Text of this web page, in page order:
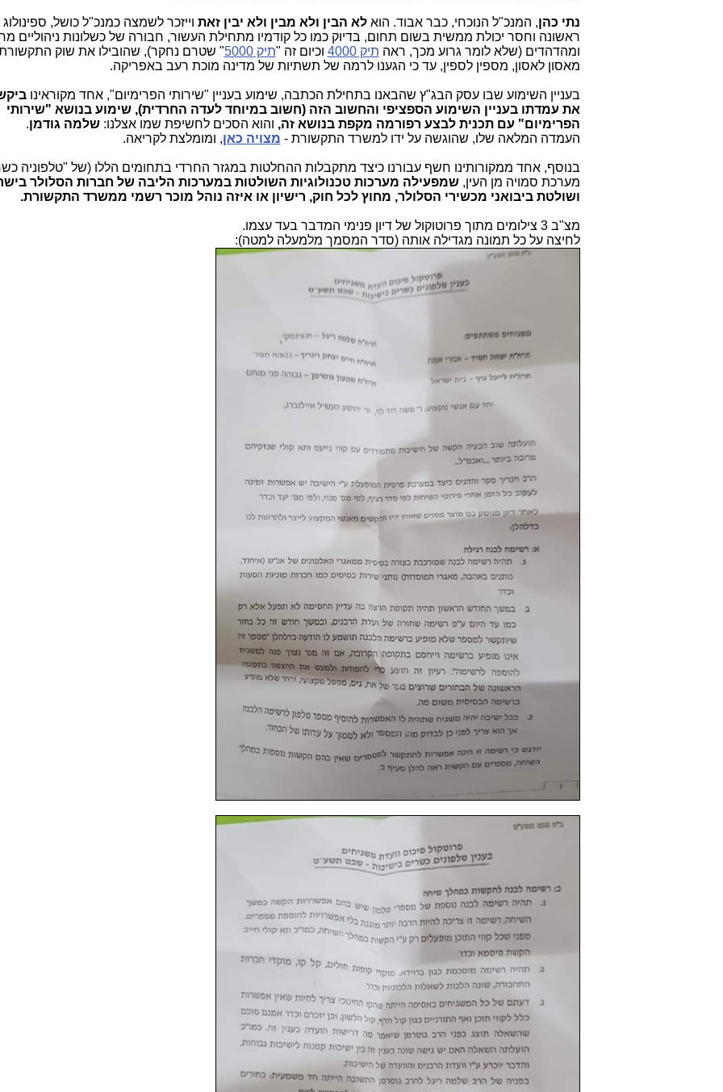
נתי כהן, המנכ"ל הנוכחי, כבר אבוד. הואלא הבין ולא מבין ולא יבין זאת וייזכר לשמצה כמנכ"ל כושל,
ראשונה וחסר יכולת ממשית בשום תחום, בדיוק כמו כל קודמיו מתחילת העשור, חבורה של כשלונות ניהוליים
ומהדהדים (שלא לומר גרוע מכך, ראה תיק 4000 וכיום זה "תיק 5000
" שטרם נחקר), שהובילו את שוק
מאסון לאסון, מספין לספין, עד כי הגענו לרמה של תשתיות של מדינה מוכת רעב באפריקה.
בעניין השימוע שבו עסק הבג"ץ שהבאנו בתחילת הכתבה, שימוע בעניין "שירותי הפרימיום", אחד מקוראינו
את עמדתו בעניין השימוע הספציפי והחשוב הזה (חשוב במיוחד לעדה החרדית), שימוע בנושא "שירותי
הפרימיום" עם תכנית לבצע רפורמה מקפת בנושא זה, והוא הסכים לחשיפת שמו אצלנו:שלמה גודמן.
העמדה המלאה שלו, שהוגשה על ידו למשרד התקשורת - מצויה כאן, ומומלצת לקריאה.
בנוסף, אחד ממקורותינו חשף עבורנו כיצד מתקבלות ההחלטות במגזר החרדי בתחומים הללו (של "טלפוניה
מערכת סמויה מן העין,שמפעילה מערכות טכנולוגיות השולטות במערכות הליבה של חברות הסלולר
ושולטת ביבואני מכשירי הסלולר, מחוץ לכל חוק, רישיון או איזה נוהל מוכר רשמי ממשרד התקשורת.
מצ"ב 3 צילומים מתוך פרוטוקול של דיון פנימי המדבר בעד עצמו.
לחיצה על כל תמונה מגדילה אותה (סדר המסמך מלמעלה למטה):